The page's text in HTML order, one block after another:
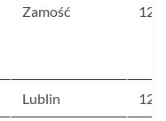
Zamość
Lublin